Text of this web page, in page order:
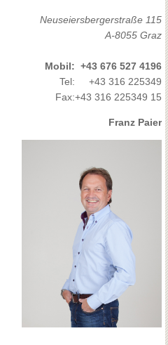
Neuseiersbergerstraße 115
A-8055 Graz
Mobil: +43 676 527 4196
Tel:
+43 316 225349
Fax:+43 316 225349 15
Franz Paier